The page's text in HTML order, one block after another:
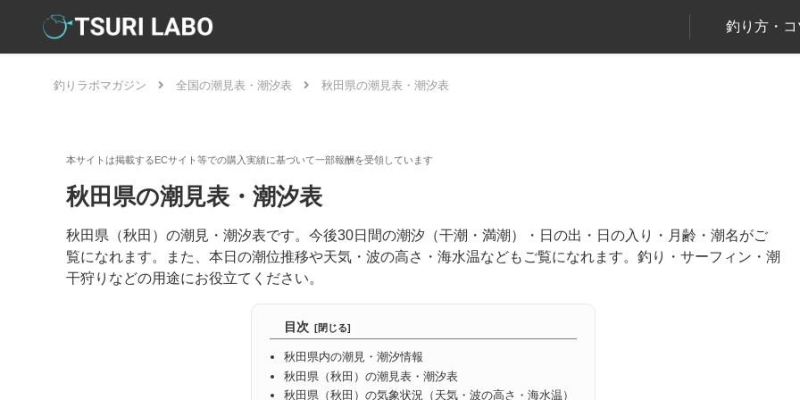
釣り方・コ
釣りラボマガジン 全国の潮見表・潮汐表 秋田県の潮見表・潮汐表
秋田県の潮見表・潮汐表
秋田県（秋田）の潮見・潮汐表です。今後30日間の潮汐（干潮・満潮）・日の出・日の入り・月齢・潮名がご
覧になれます。また、本日の潮位推移や天気・波の高さ・海水温などもご覧になれます。釣り・サーフィン・潮
干狩りなどの用途にお役立てください。
目次
秋田県内の潮見・潮汐情報
秋田県（秋田）の潮見表・潮汐表
秋田県（秋田）の気象状況（天気・波の高さ・海水温）